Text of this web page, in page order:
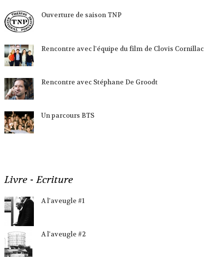
Ouverture de saison TNP
Rencontre avec l'équipe du film de Clovis Cornillac
Rencontre avec Stéphane De Groodt
Un parcours BTS
Livre - Ecriture
A l'aveugle #1
A l'aveugle #2